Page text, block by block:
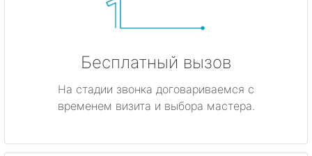
Бесплатный вызов
На стадии звонка договариваемся с
временем визита и выбора мастера.